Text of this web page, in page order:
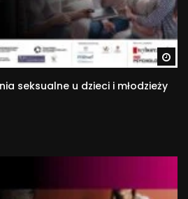
seksualne u dzieci i młodzieży